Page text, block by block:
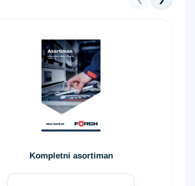
Kompletni asortiman